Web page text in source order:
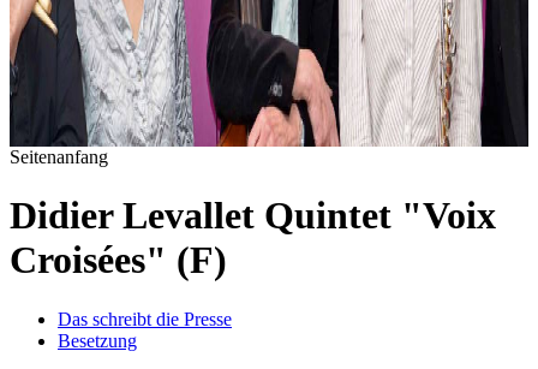
Seitenanfang
Didier Levallet Quintet "Voix
Croisées" (F)
Das schreibt die Presse
Besetzung